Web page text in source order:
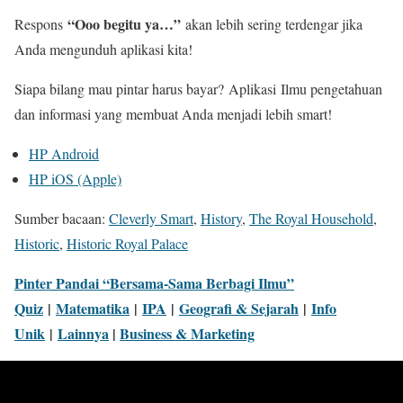
Respons “Ooo begitu ya…” akan lebih sering terdengar jika
Anda mengunduh aplikasi kita!
Siapa bilang mau pintar harus bayar? Aplikasi Ilmu pengetahuan
dan informasi yang membuat Anda menjadi lebih smart!
HP Android
HP iOS (Apple)
Sumber bacaan: Cleverly Smart, History, The Royal Household,
Historic, Historic Royal Palace
Pinter Pandai “Bersama-Sama Berbagi Ilmu”
Quiz | Matematika | IPA | Geografi & Sejarah | Info
Unik | Lainnya | Business & Marketing